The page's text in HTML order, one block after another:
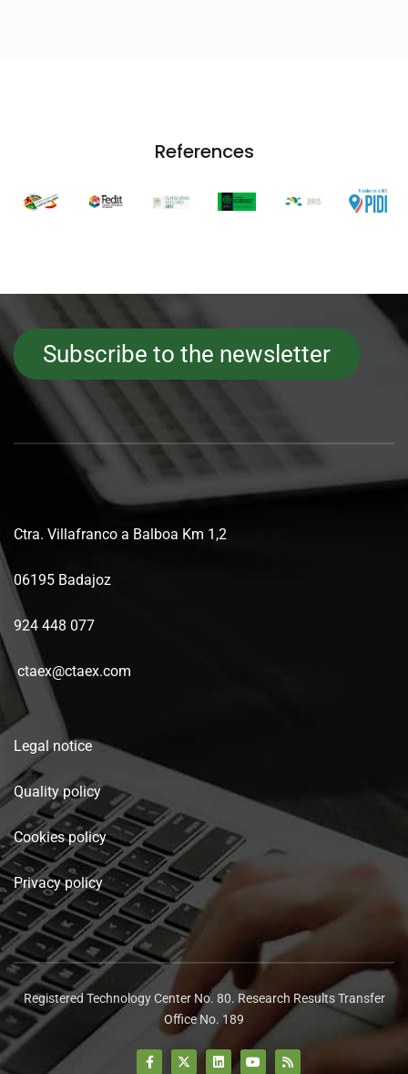
References
Subscribe to the newsletter
Ctra. Villafranco a Balboa Km 1,2
06195 Badajoz
924 448 077
ctaex@ctaex.com
Legal notice
Quality policy
Cookies policy
Privacy policy
Registered Technology Center No. 80. Research Results Transfer
Office No. 189